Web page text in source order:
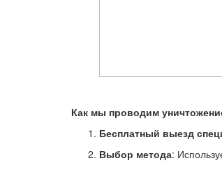
Как мы проводим
Бесплатный выезд
Выбор метода: